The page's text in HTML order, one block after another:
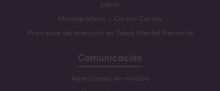
parto
Monográficos – Cursos Cortos
Principios de atención en Salud Mental Perinatal
Comunicación
Apariciones en medios